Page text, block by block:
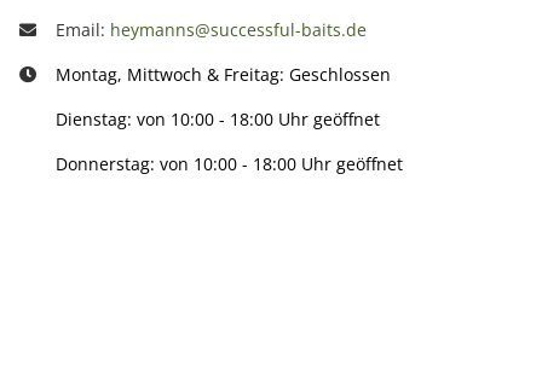
Email: heymanns@successful-baits.de
Montag, Mittwoch & Freitag: Geschlossen
Dienstag: von 10:00 - 18:00 Uhr geöffnet
Donnerstag: von 10:00 - 18:00 Uhr geöffnet